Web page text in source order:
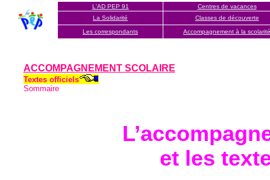
L'AD PEP 91
Centres de vacances
La Solidarité
Classes de découverte
Les correspondants Accompagnement à la scolarité
ACCOMPAGNEMENT SCOLAIRE
Textes officiels
Sommaire
et les